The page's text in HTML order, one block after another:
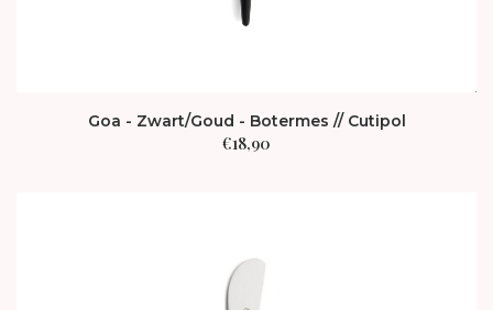
Goa - Zwart/Goud - Botermes // Cutipol
€18,90